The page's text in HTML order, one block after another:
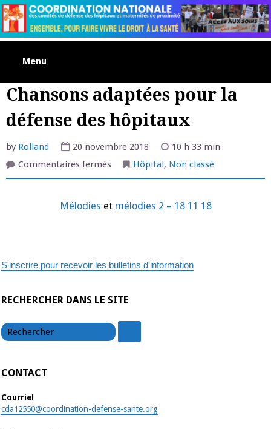
Skip
to
content
Menu
Chansons adaptées pour la
défense des hôpitaux
by Rolland 20 novembre 2018
10 h 33 min
Commentaires ferméssur
Chansons
adaptées
défense
Hôpital, Non classé
Mélodies et mélodies 2 – 18 11 18
S'inscrire pour recevoir les bulletins d'information
RECHERCHER DANS LE SITE
CONTACT
Courriel
cda12550@coordination-defense-sante.org